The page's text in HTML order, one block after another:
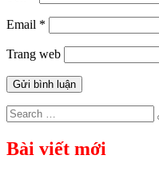
Email *
Trang web
Search
for:
Bài viết mới